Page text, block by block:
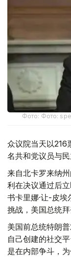
Фото: Фото:
众议院当天以216
名共和党议员与
来自北卡罗来纳
利在决议通过后
书卡里娜·让-皮
挑战，美国总统
美国前总统特朗
自己创建的社交
是在内部争斗，